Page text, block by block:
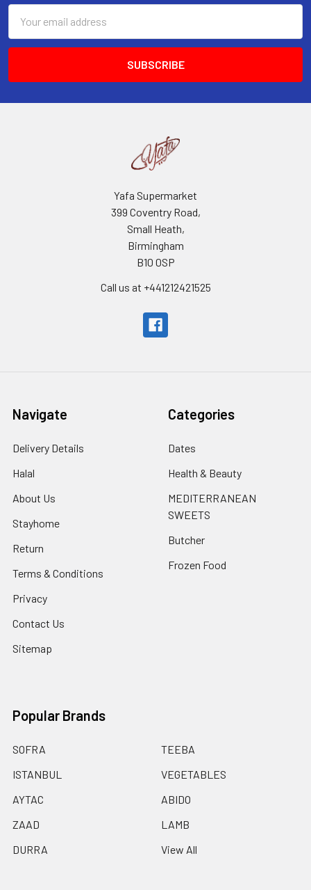
Address
Yafa Supermarket
399 Coventry Road,
Small Heath,
Birmingham
B10 0SP
Call us at +441212421525
Navigate
Delivery Details
Halal
About Us
Stayhome
Return
Terms & Conditions
Privacy
Contact Us
Sitemap
Categories
Dates
Health & Beauty
MEDITERRANEAN
SWEETS
Butcher
Frozen Food
Popular Brands
SOFRA
ISTANBUL
AYTAC
ZAAD
DURRA
TEEBA
VEGETABLES
ABIDO
LAMB
View All